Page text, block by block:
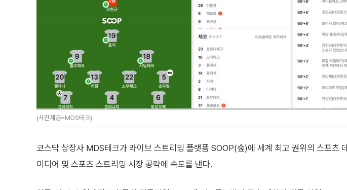
(사진제공=MDS테크)
코스닥 상장사 MDS테크가 라이브 스트리밍 플랫폼 SOOP(숲)에 세계 최고 권위의 스포츠
미디어 및 스포츠 스트리밍 시장 공략에 속도를 낸다.